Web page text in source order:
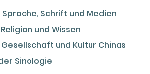
Sprache, Schrift und Medien
und Wissen
und Kultur Chinas
Sinologie